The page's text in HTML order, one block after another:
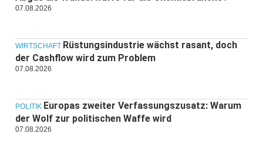
07.08.2026
WIRTSCHAFT Rüstungsindustrie wächst rasant, doch
der Cashflow wird zum Problem
07.08.2026
POLITIK Europas zweiter Verfassungszusatz: Warum
der Wolf zur politischen Waffe wird
07.08.2026